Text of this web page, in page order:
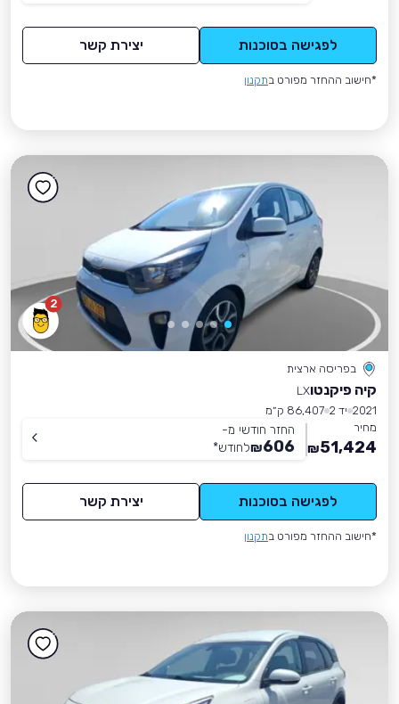
לפגישה בסוכנות יצירת קשר
*חישוב ההחזר מפורט בתקנון
2
בפריסה ארצית
קיה פיקנטוLX
2021 יד 2
86,407 ק״מ
מחיר
51,424
₪
החזר חודשי מ-
606
₪לחודש*
לפגישה בסוכנות יצירת קשר
*חישוב ההחזר מפורט בתקנון